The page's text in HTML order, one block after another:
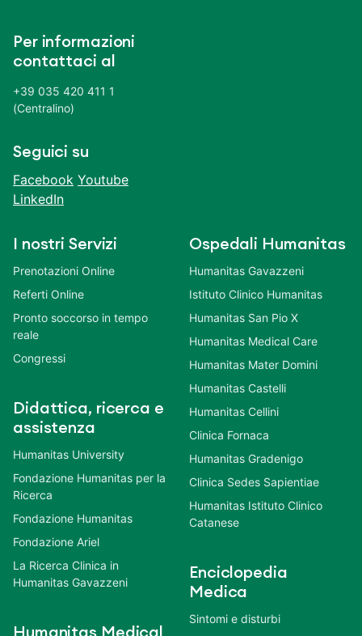
Per informazioni
contattaci al
+39 035 420 411 1
(Centralino)
Seguici su
Facebook Youtube
LinkedIn
I nostri Servizi
Prenotazioni Online
Referti Online
Pronto soccorso in tempo
reale
Congressi
Didattica, ricerca e
assistenza
Humanitas University
Fondazione Humanitas per la
Ricerca
Fondazione Humanitas
Fondazione Ariel
La Ricerca Clinica in
Humanitas Gavazzeni
Humanitas Medical
Ospedali Humanitas
Humanitas Gavazzeni
Istituto Clinico Humanitas
Humanitas San Pio X
Humanitas Medical Care
Humanitas Mater Domini
Humanitas Castelli
Humanitas Cellini
Clinica Fornaca
Humanitas Gradenigo
Clinica Sedes Sapientiae
Humanitas Istituto Clinico
Catanese
Enciclopedia
Medica
Sintomi e disturbi